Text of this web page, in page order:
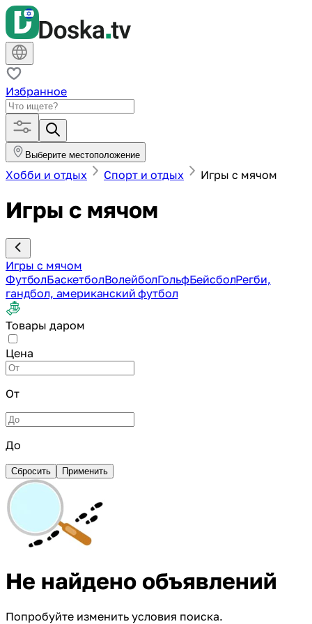
Избранное
Выберите местоположение
Хобби и отдых Спорт и отдых Игры с мячом
Игры с мячом
Игры с мячом
ФутболБаскетболВолейболГольфБейсболРегби,
гандбол, американский футбол
Товары даром
Цена
От
До
Сбросить Применить
Не найдено объявлений
Попробуйте изменить условия поиска.